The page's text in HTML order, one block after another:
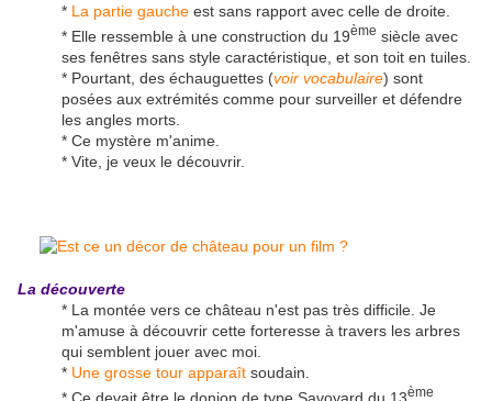
* La partie gauche est sans rapport avec celle de droite.
* Elle ressemble à une construction du 19ème siècle avec
ses fenêtres sans style caractéristique, et son toit en tuiles.
* Pourtant, des échauguettes (voir vocabulaire) sont
posées aux extrémités comme pour surveiller et défendre
les angles morts.
* Ce mystère m'anime.
* Vite, je veux le découvrir.
La découverte
* La montée vers ce château n'est pas très difficile. Je
m'amuse à découvrir cette forteresse à travers les arbres
qui semblent jouer avec moi.
* Une grosse tour apparaît soudain.
* Ce devait être le donjon de type Savoyard du 13ème